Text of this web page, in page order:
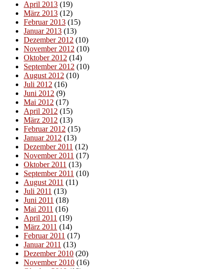
April 2013 (19)
März 2013 (12)
Februar 2013 (15)
Januar 2013 (13)
Dezember 2012 (10)
November 2012 (10)
Oktober 2012 (14)
September 2012 (10)
August 2012 (10)
Juli 2012 (16)
Juni 2012 (9)
Mai 2012 (17)
April 2012 (15)
März 2012 (13)
Februar 2012 (15)
Januar 2012 (13)
Dezember 2011 (12)
November 2011 (17)
Oktober 2011 (13)
September 2011 (10)
August 2011 (11)
Juli 2011 (13)
Juni 2011 (18)
Mai 2011 (16)
April 2011 (19)
März 2011 (14)
Februar 2011 (17)
Januar 2011 (13)
Dezember 2010 (20)
November 2010 (16)